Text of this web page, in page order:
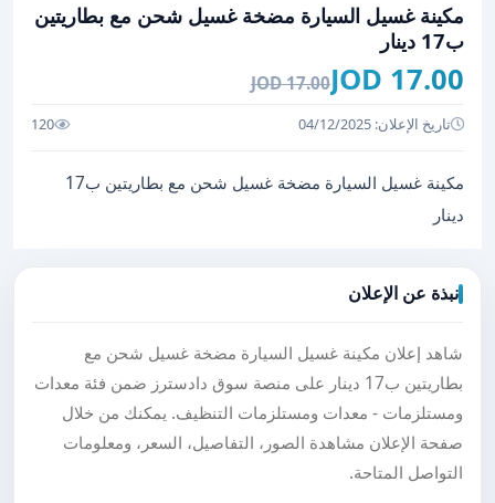
مكينة غسيل السيارة مضخة غسيل شحن مع بطاريتين
ب17 دينار
17.00 JOD
17.00 JOD
تاريخ الإعلان: 04/12/2025 120
مكينة غسيل السيارة مضخة غسيل شحن مع بطاريتين ب17
دينار
نبذة عن الإعلان
شاهد إعلان مكينة غسيل السيارة مضخة غسيل شحن مع
بطاريتين ب17 دينار على منصة سوق دادسترز ضمن فئة معدات
ومستلزمات - معدات ومستلزمات التنظيف. يمكنك من خلال
صفحة الإعلان مشاهدة الصور، التفاصيل، السعر، ومعلومات
التواصل المتاحة.